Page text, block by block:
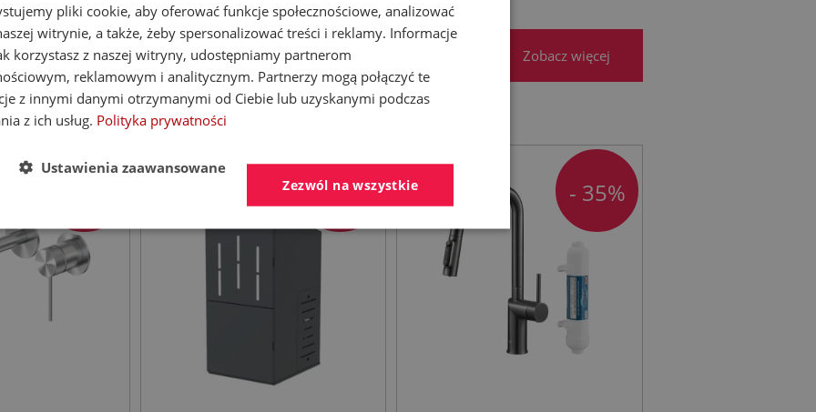
promocje
produkty w najlepszych cenach
Zobacz więcej
- 53% - 35%
pliki cookie, aby oferować funkcje społecznościowe, analizować
witrynie, a także, żeby spersonalizować treści i reklamy. Informacje
korzystasz z naszej witryny, udostępniamy partnerom
reklamowym i analitycznym. Partnerzy mogą połączyć te
z innymi danymi otrzymanymi od Ciebie lub uzyskanymi podczas
z ich usług. Polityka prywatności
Zezwól na wszystkie
Ustawienia zaawansowane